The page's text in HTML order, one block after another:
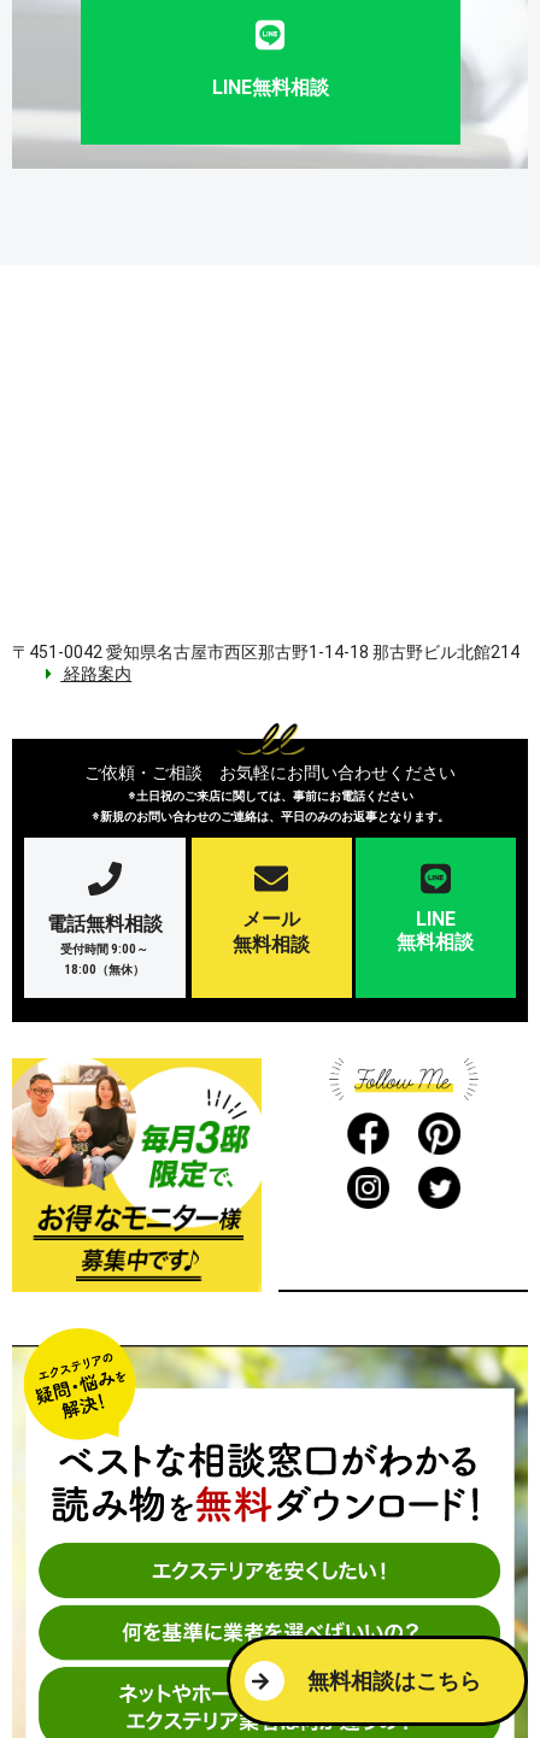
LINE無料相談
〒451-0042 愛知県名古屋市西区那古野1-14-18 那古野ビル北館214
経路案内
ご依頼・ご相談 お気軽にお問い合わせください
※土日祝のご来店に関しては、事前にお電話ください
※新規のお問い合わせのご連絡は、平日のみのお返事となります。
電話無料相談
受付時間 9:00～
18:00（無休）
メール
無料相談
LINE
無料相談
無料相談はこちら